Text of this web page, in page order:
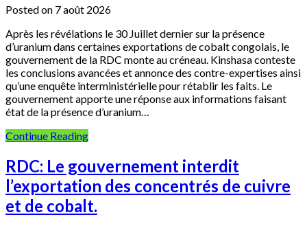
Posted on 7 août 2026
Après les révélations le 30 Juillet dernier sur la présence
d’uranium dans certaines exportations de cobalt congolais, le
gouvernement de la RDC monte au créneau. Kinshasa conteste
les conclusions avancées et annonce des contre-expertises ainsi
qu’une enquête interministérielle pour rétablir les faits. Le
gouvernement apporte une réponse aux informations faisant
état de la présence d’uranium…
Continue Reading
RDC: Le gouvernement interdit
l’exportation des concentrés de cuivre
et de cobalt.